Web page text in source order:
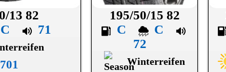
13 82
C 71
195/50/15 82
C
C
72
Winterreifen